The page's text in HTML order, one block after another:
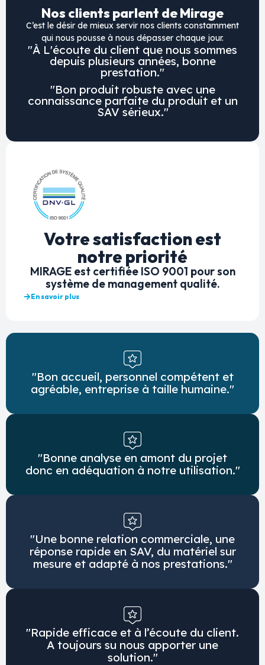
Nos clients parlent de Mirage
C’est le désir de mieux servir nos clients constamment
qui nous pousse à nous dépasser chaque jour.
"À L'écoute du client que nous sommes
depuis plusieurs années, bonne
prestation."
"Bon produit robuste avec une
connaissance parfaite du produit et un
SAV sérieux."
Votre satisfaction est
notre priorité
MIRAGE est certifiée ISO 9001 pour son
système de management qualité.
En savoir plus
"Bon accueil, personnel compétent et
agréable, entreprise à taille humaine."
"Bonne analyse en amont du projet
donc en adéquation à notre utilisation."
"Une bonne relation commerciale, une
réponse rapide en SAV, du matériel sur
mesure et adapté à nos prestations."
"Rapide efficace et à l’écoute du client.
A toujours su nous apporter une
solution."